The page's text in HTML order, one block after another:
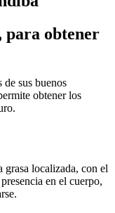
para obtener
de sus buenos
obtener los
localizada, con el
en el cuerpo,